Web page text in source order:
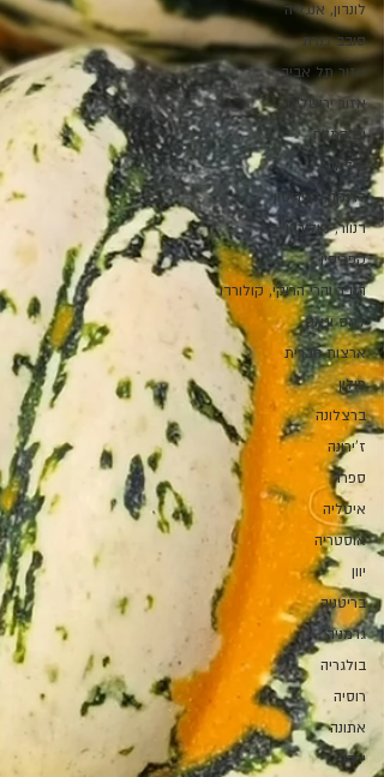
לונדון, אנגליה
סובב כנרת
אזור תל אביב
אזור ירושלים
ים המלח
מילאנו
לרנקה, קפריסין
דנוור, קולורדו
קפריסין
דנבר והרי הרוקי, קולורדו
לאס וגאס
ארצות הברית
פולין
ברצלונה
ז'ירונה
ספרד
איטליה
אוסטריה
יוון
בריטניה
גרמניה
בולגריה
רוסיה
אתונה
ירדן